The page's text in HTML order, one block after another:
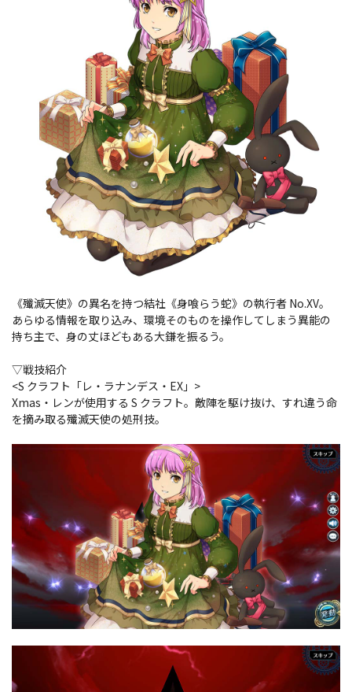
《殲滅天使》の異名を持つ結社《身喰らう蛇》の執行者 No.XV。
あらゆる情報を取り込み、環境そのものを操作してしまう異能の
持ち主で、身の丈ほどもある大鎌を振るう。
▽戦技紹介
<S クラフト「レ・ラナンデス・EX」>
Xmas・レンが使用する S クラフト。敵陣を駆け抜け、すれ違う命
を摘み取る殲滅天使の処刑技。